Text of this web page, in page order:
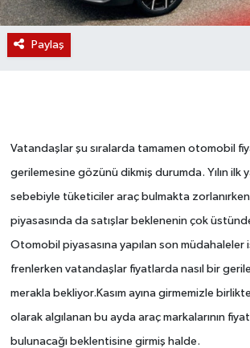
Paylaş
Vatandaşlar şu sıralarda tamamen otomobil
gerilemesine gözünü dikmiş durumda. Yılın ilk
sebebiyle tüketiciler araç bulmakta zorlanırken
piyasasında da satışlar beklenenin çok
Otomobil piyasasına yapılan son müdahaleler
frenlerken vatandaşlar fiyatlarda nasıl bir
merakla bekliyor.Kasım ayına girmemizle
olarak algılanan bu ayda araç markalarının
bulunacağı beklentisine girmiş halde.